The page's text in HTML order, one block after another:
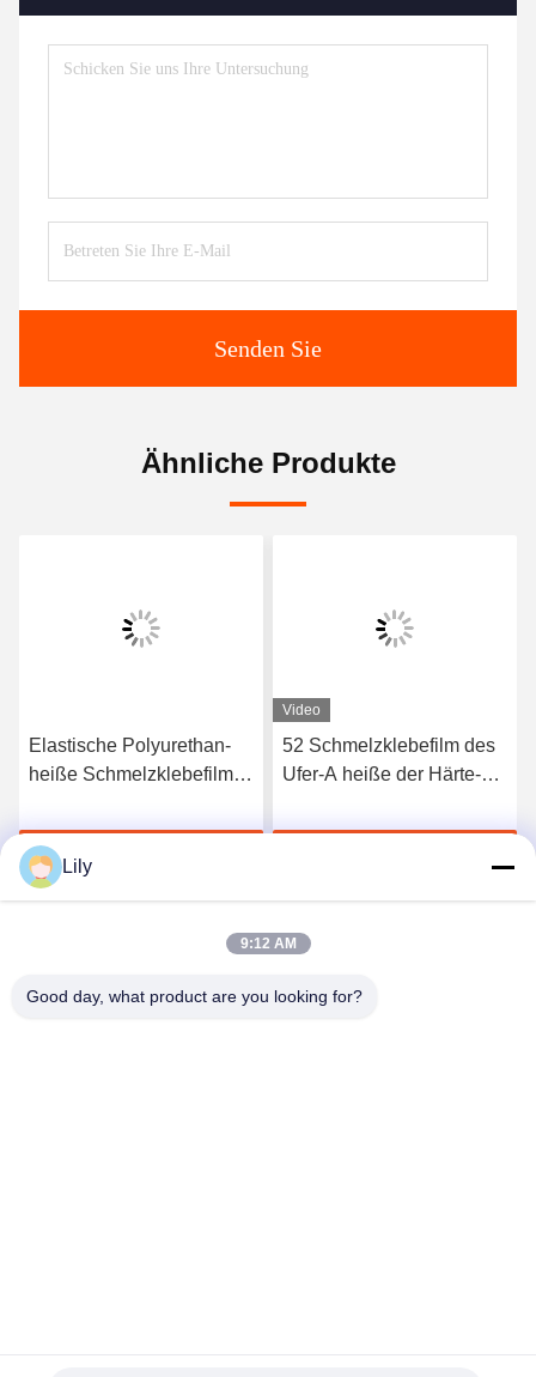
Senden Sie
Ähnliche Produkte
Elastische Polyurethan-
heiße Schmelzklebefilm
Video
52 Schmelzklebefilm des
Ufer-A heiße der Härte-
Unterwäsche
Lily
9:12 AM
Good day, what product are you looking for?